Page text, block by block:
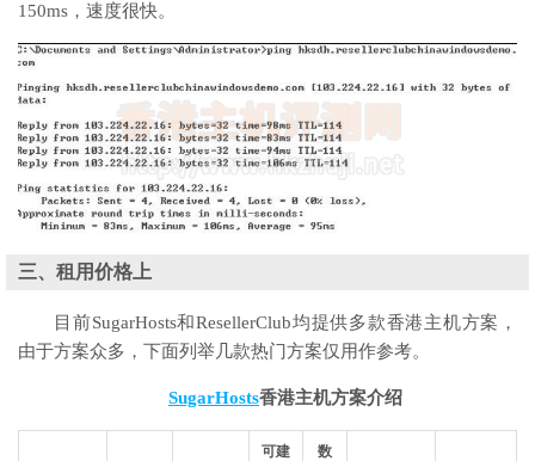
150ms，速度很快。
三、租用价格上
目前SugarHosts和ResellerClub均提供多款香港主机方案，
由于方案众多，下面列举几款热门方案仅用作参考。
SugarHosts香港主机方案介绍
可建
数